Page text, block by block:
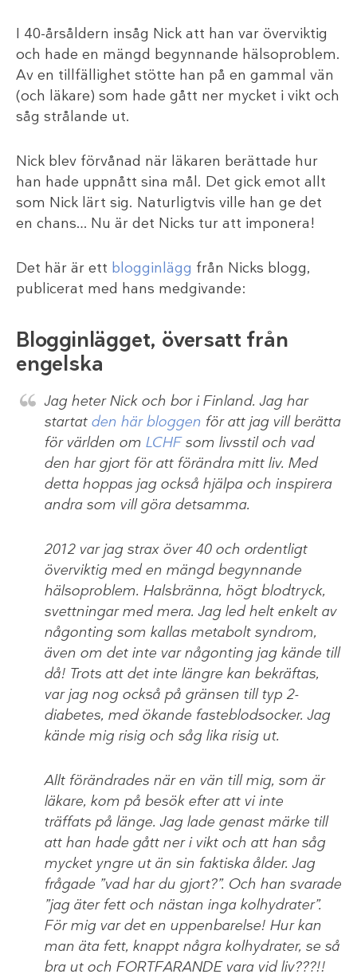
I 40-årsåldern insåg Nick att han var överviktig
och hade en mängd begynnande hälsoproblem.
Av en tillfällighet stötte han på en gammal vän
(och läkare) som hade gått ner mycket i vikt och
såg strålande ut.
Nick blev förvånad när läkaren berättade hur
han hade uppnått sina mål. Det gick emot allt
som Nick lärt sig. Naturligtvis ville han ge det
en chans… Nu är det Nicks tur att imponera!
Det här är ett blogginlägg från Nicks blogg,
publicerat med hans medgivande:
Blogginlägget, översatt från
engelska
Jag heter Nick och bor i Finland. Jag har
startat den här bloggen för att jag vill berätta
för världen om LCHFsom livsstil och vad
den har gjort för att förändra mitt liv. Med
detta hoppas jag också hjälpa och inspirera
andra som vill göra detsamma.
2012 var jag strax över 40 och ordentligt
överviktig med en mängd begynnande
hälsoproblem. Halsbränna, högt blodtryck,
svettningar med mera. Jag led helt enkelt av
någonting som kallas metabolt syndrom,
även om det inte var någonting jag kände till
då! Trots att det inte längre kan bekräftas,
var jag nog också på gränsen till typ 2-
diabetes, med ökande fasteblodsocker. Jag
kände mig risig och såg lika risig ut.
Allt förändrades när en vän till mig, som är
läkare, kom på besök efter att vi inte
träffats på länge. Jag lade genast märke till
att han hade gått ner i vikt och att han såg
mycket yngre ut än sin faktiska ålder. Jag
frågade ”vad har du gjort?”. Och han svarade
”jag äter fett och nästan inga kolhydrater”.
För mig var det en uppenbarelse! Hur kan
man äta fett, knappt några kolhydrater, se så
bra ut och FORTFARANDE vara vid liv???!!